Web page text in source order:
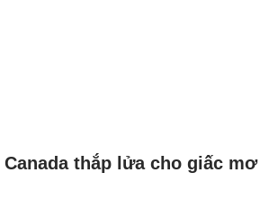
thắp lửa cho giấc mơ